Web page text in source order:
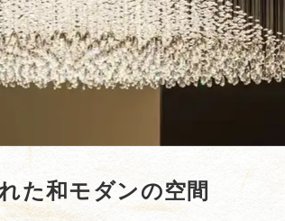
た和モダンの空間